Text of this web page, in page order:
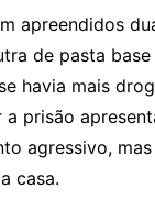
apreendidos
de pasta
havia mais
prisão
agressivo,
casa.